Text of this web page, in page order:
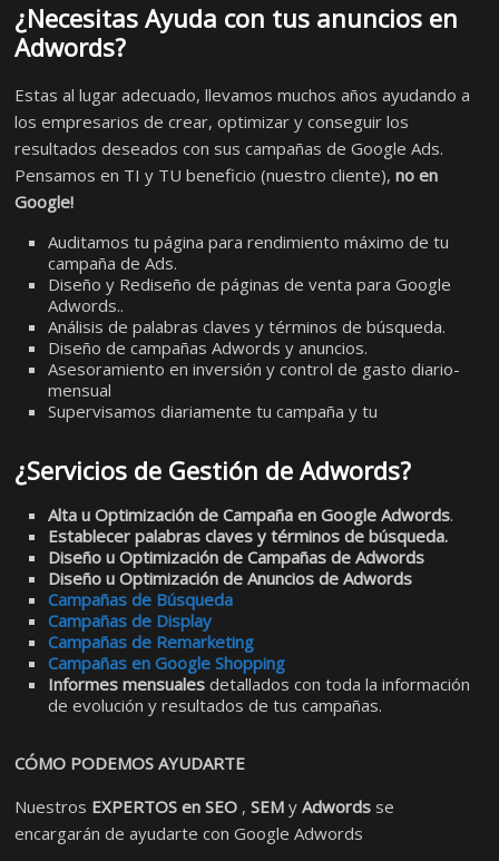
¿Necesitas Ayuda con tus anuncios en
Adwords?
Estas al lugar adecuado, llevamos muchos años ayudando a
los empresarios de crear, optimizar y conseguir los
resultados deseados con sus campañas de Google Ads.
Pensamos en TI y TU beneficio (nuestro cliente),no en
Google!
Auditamos tu página para rendimiento máximo de tu
campaña de Ads.
Diseño y Rediseño de páginas de venta para Google
Adwords..
Análisis de palabras claves y términos de búsqueda.
Diseño de campañas Adwords y anuncios.
Asesoramiento en inversión y control de gasto diario-
mensual
Supervisamos diariamente tu campaña y tu
¿Servicios de Gestión de Adwords?
Alta u Optimización de Campaña en Google Adwords.
Establecer palabras claves y términos de búsqueda.
Diseño u Optimización de Campañas de Adwords
Diseño u Optimización de Anuncios de Adwords
Campañas de Búsqueda
Campañas de Display
Campañas de Remarketing
Campañas en Google Shopping
Informes mensuales detallados con toda la información
de evolución y resultados de tus campañas.
CÓMO PODEMOS AYUDARTE
Nuestros EXPERTOS en SEO ,SEM yAdwords se
encargarán de ayudarte con Google Adwords